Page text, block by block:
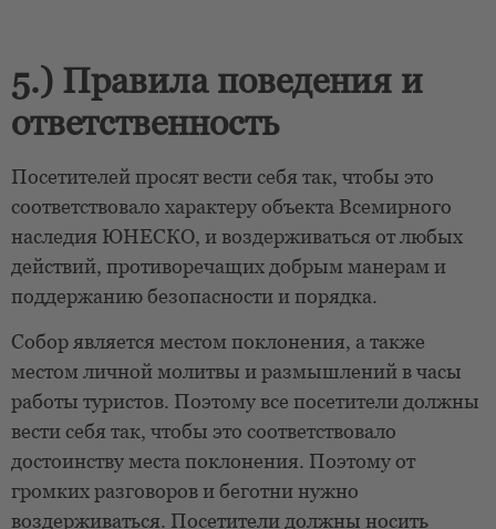
5.) Правила поведения и
ответственность
Посетителей просят вести себя так, чтобы это
соответствовало характеру объекта Всемирного
наследия ЮНЕСКО, и воздерживаться от любых
действий, противоречащих добрым манерам и
поддержанию безопасности и порядка.
Собор является местом поклонения, а также
местом личной молитвы и размышлений в часы
работы туристов. Поэтому все посетители должны
вести себя так, чтобы это соответствовало
достоинству места поклонения. Поэтому от
громких разговоров и беготни нужно
воздерживаться. Посетители должны носить